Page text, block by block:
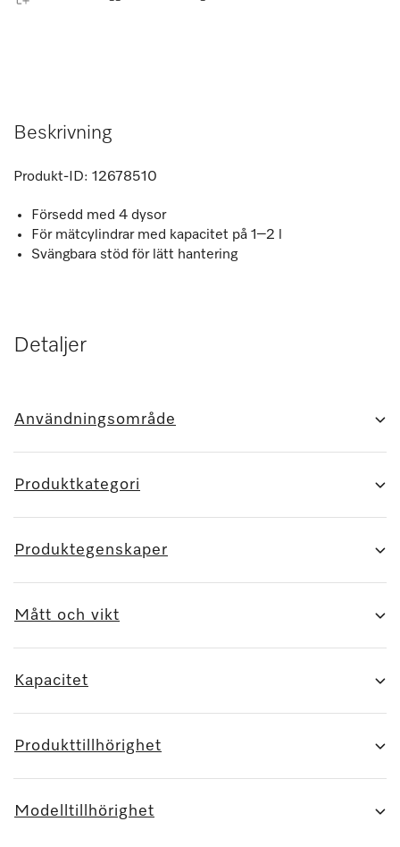
Beskrivning
Produkt-ID: 12678510
Försedd med 4 dysor
För mätcylindrar med kapacitet på 1–2 l
Svängbara stöd för lätt hantering
Detaljer
Användningsområde
Produktkategori
Produktegenskaper
Mått och vikt
Kapacitet
Produkttillhörighet
Modelltillhörighet